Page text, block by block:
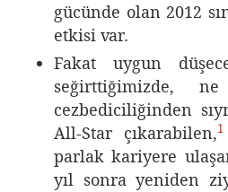
gücünde olan 2012
etkisi var.
Fakat uygun
seğirttiğimizde,
cezbediciliğinden
All-Star çıkarabilen,1
parlak kariyere
yıl sonra yeniden